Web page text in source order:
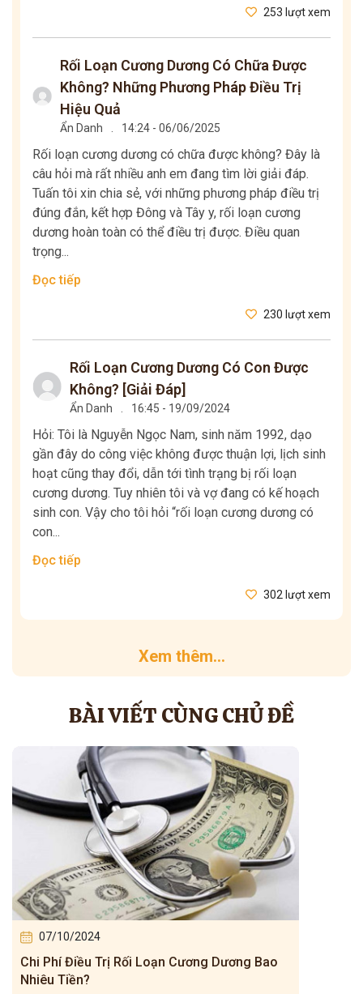
253 lượt xem
Rối Loạn Cương Dương Có Chữa Được
Không? Những Phương Pháp Điều Trị
Hiệu Quả
Ẩn Danh 14:24 - 06/06/2025
Rối loạn cương dương có chữa được không? Đây là
câu hỏi mà rất nhiều anh em đang tìm lời giải đáp.
Tuấn tôi xin chia sẻ, với những phương pháp điều trị
đúng đắn, kết hợp Đông và Tây y, rối loạn cương
dương hoàn toàn có thể điều trị được. Điều quan
trọng...
Đọc tiếp
230 lượt xem
Rối Loạn Cương Dương Có Con Được
Không? [Giải Đáp]
Ẩn Danh 16:45 - 19/09/2024
Hỏi: Tôi là Nguyễn Ngọc Nam, sinh năm 1992, dạo
gần đây do công việc không được thuận lợi, lịch sinh
hoạt cũng thay đổi, dẫn tới tình trạng bị rối loạn
cương dương. Tuy nhiên tôi và vợ đang có kế hoạch
sinh con. Vậy cho tôi hỏi “rối loạn cương dương có
con...
Đọc tiếp
302 lượt xem
Xem thêm...
BÀI VIẾT CÙNG CHỦ ĐỀ
07/10/2024
Chi Phí Điều Trị Rối Loạn Cương Dương Bao
Nhiêu Tiền?